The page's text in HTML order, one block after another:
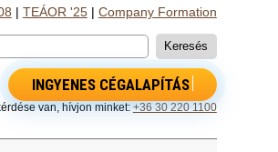
TEÁOR '25| Company Formation
INGYENES CÉGALAPÍTÁS
van, hívjon minket: +36 30 220 1100